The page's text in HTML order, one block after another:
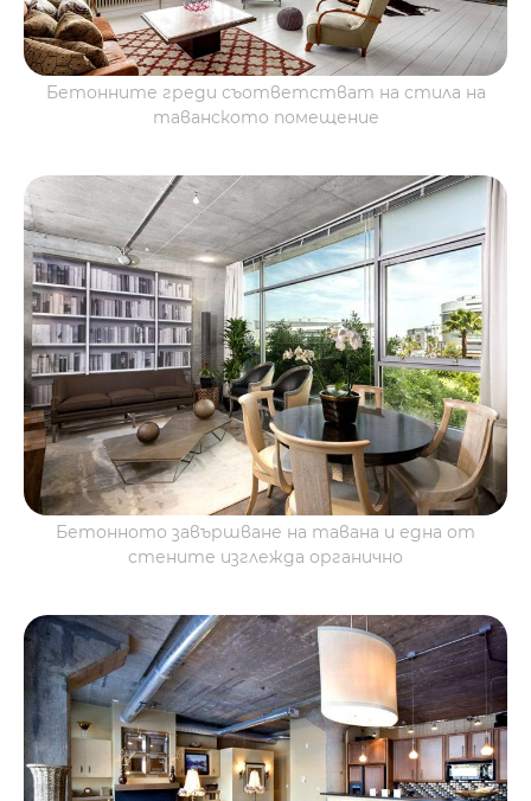
Бетонните греди съответстват на стила на
таванското помещение
Бетонното завършване на тавана и една от
стените изглежда органично